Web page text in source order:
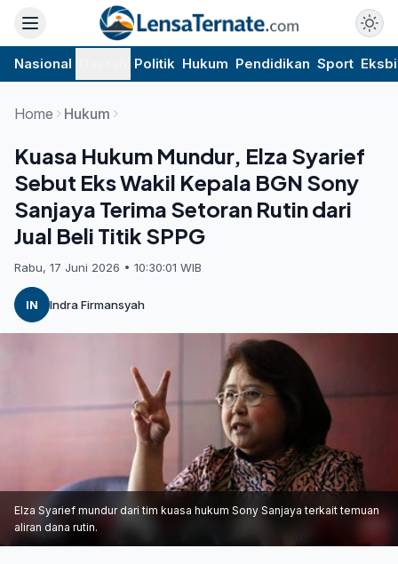
Nasional Politik Hukum Pendidikan Sport
Home Hukum
Kuasa Hukum Mundur, Elza Syarief
Sebut Eks Wakil Kepala BGN Sony
Sanjaya Terima Setoran Rutin dari
Jual Beli Titik SPPG
Rabu, 17 Juni 2026 • 10:30:01 WIB
IN Indra Firmansyah
Elza Syarief mundur dari tim kuasa hukum Sony Sanjaya terkait temuan
aliran dana rutin.